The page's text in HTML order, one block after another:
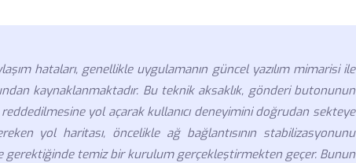
hataları, genellikle uygulamanın güncel yazılım mimarisi ile
kaynaklanmaktadır. Bu teknik aksaklık, gönderi butonunun
yol açarak kullanıcı deneyimini doğrudan sekteye
yol haritası, öncelikle ağ bağlantısının stabilizasyonunu
gerektiğinde temiz bir kurulum gerçekleştirmekten geçer. Bunun